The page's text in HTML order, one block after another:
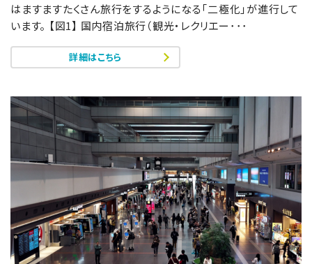
はますますたくさん旅行をするようになる「二極化」が進行して
います。 【図1】 国内宿泊旅行（観光・レクリエー･･･
詳細はこちら